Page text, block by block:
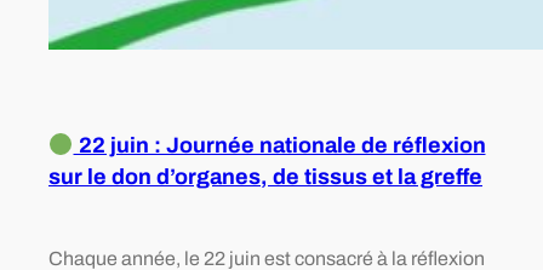
22 juin : Journée nationale de réflexion
sur le don d’organes, de tissus et la greffe
Chaque année, le 22 juin est consacré à la réflexion